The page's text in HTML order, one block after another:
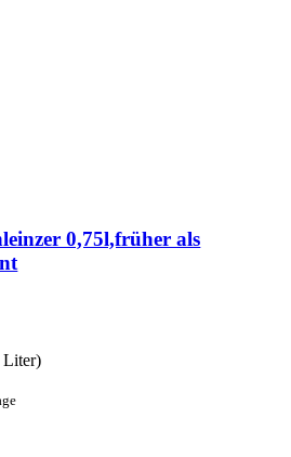
0,75l,früher als
Liter)